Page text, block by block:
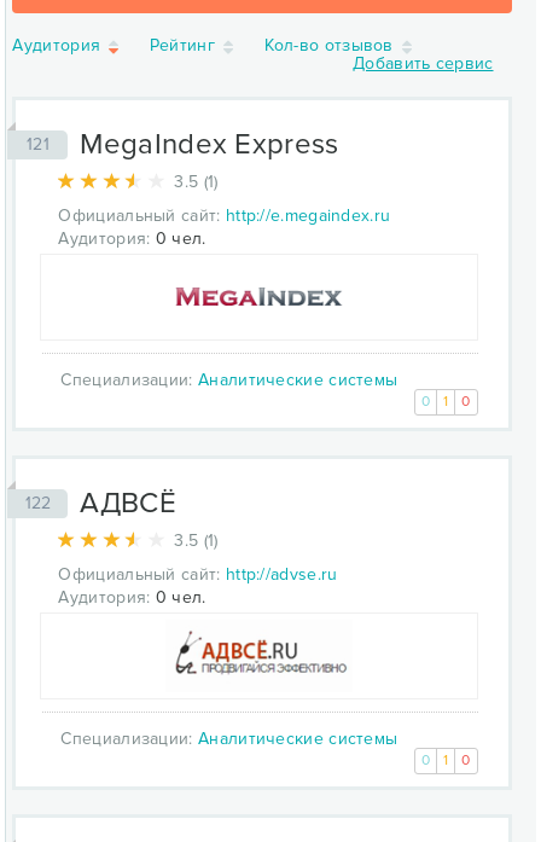
Аудитория Рейтинг
Кол-во отзывов
Добавить сервис
121 MegaIndex Express
3.5 (1)
Официальный сайт: http://e.megaindex.ru
Аудитория: 0 чел.
Специализации: Аналитические системы
0 1 0
122 АДВСЁ
3.5 (1)
Официальный сайт: http://advse.ru
Аудитория: 0 чел.
Специализации: Аналитические системы
0 1 0